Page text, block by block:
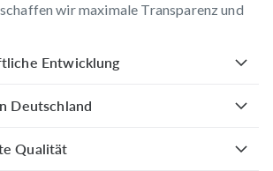
wir maximale Transparenz und
Entwicklung
Deutschland
Qualität